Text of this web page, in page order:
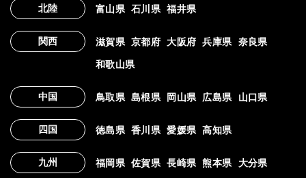
北陸 富山県 石川県 福井県
関西 滋賀県 京都府 大阪府 兵庫県 奈良県
和歌山県
中国 鳥取県 島根県 岡山県 広島県 山口県
四国 徳島県 香川県 愛媛県 高知県
九州 福岡県 佐賀県 長崎県 熊本県 大分県